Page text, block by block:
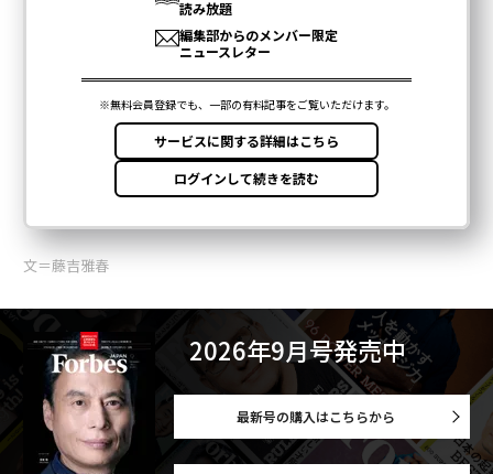
文＝藤吉雅春
2026年9月号発売中
最新号の購入はこちらから